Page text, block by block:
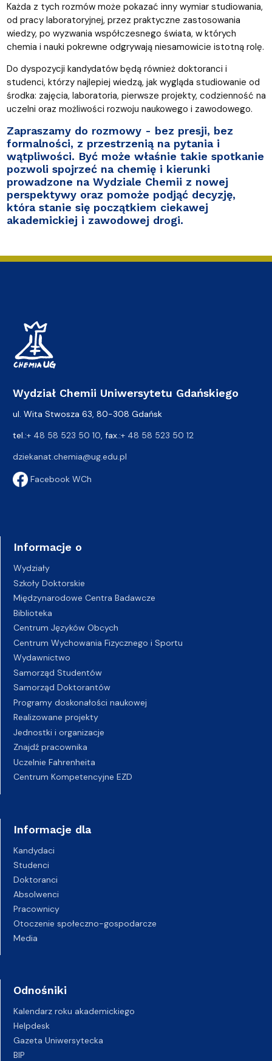
Każda z tych rozmów może pokazać inny wymiar studiowania,
od pracy laboratoryjnej, przez praktyczne zastosowania
wiedzy, po wyzwania współczesnego świata, w których
chemia i nauki pokrewne odgrywają niesamowicie istotną rolę.
Do dyspozycji kandydatów będą również doktoranci i
studenci, którzy najlepiej wiedzą, jak wygląda studiowanie od
środka: zajęcia, laboratoria, pierwsze projekty, codzienność na
uczelni oraz możliwości rozwoju naukowego i zawodowego.
Zapraszamy do rozmowy - bez presji, bez
formalności, z przestrzenią na pytania i
wątpliwości. Być może właśnie takie spotkanie
pozwoli spojrzeć na chemię i kierunki
prowadzone na Wydziale Chemii z nowej
perspektywy oraz pomoże podjąć decyzję,
która stanie się początkiem ciekawej
akademickiej i zawodowej drogi.
Wydział Chemii Uniwersytetu Gdańskiego
ul. Wita Stwosza 63, 80-308 Gdańsk
tel.:+ 48 58 523 50 10, fax.:+ 48 58 523 50 12
dziekanat.chemia@ug.edu.pl
Facebook WCh
Informacje o
Wydziały
Szkoły Doktorskie
Międzynarodowe Centra Badawcze
Biblioteka
Centrum Języków Obcych
Centrum Wychowania Fizycznego i Sportu
Wydawnictwo
Samorząd Studentów
Samorząd Doktorantów
Programy doskonałości naukowej
Realizowane projekty
Jednostki i organizacje
Znajdź pracownika
Uczelnie Fahrenheita
Centrum Kompetencyjne EZD
Informacje dla
Kandydaci
Studenci
Doktoranci
Absolwenci
Pracownicy
Otoczenie społeczno-gospodarcze
Media
Odnośniki
Kalendarz roku akademickiego
Helpdesk
Gazeta Uniwersytecka
BIP